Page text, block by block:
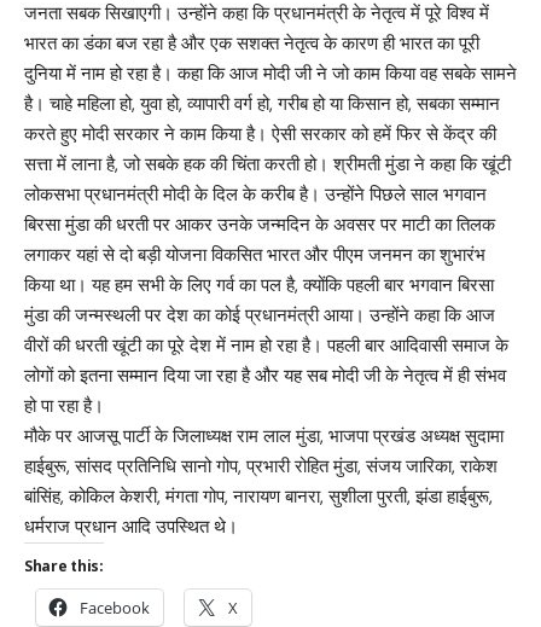
जनता सबक सिखाएगी। उन्होंने कहा कि प्रधानमंत्री के नेतृत्व में पूरे विश्व में
भारत का डंका बज रहा है और एक सशक्त नेतृत्व के कारण ही भारत का पूरी
दुनिया में नाम हो रहा है। कहा कि आज मोदी जी ने जो काम किया वह सबके सामने
है। चाहे महिला हो, युवा हो, व्यापारी वर्ग हो, गरीब हो या किसान हो, सबका सम्मान
करते हुए मोदी सरकार ने काम किया है। ऐसी सरकार को हमें फिर से केंद्र की
सत्ता में लाना है, जो सबके हक की चिंता करती हो। श्रीमती मुंडा ने कहा कि खूंटी
लोकसभा प्रधानमंत्री मोदी के दिल के करीब है। उन्होंने पिछले साल भगवान
बिरसा मुंडा की धरती पर आकर उनके जन्मदिन के अवसर पर माटी का तिलक
लगाकर यहां से दो बड़ी योजना विकसित भारत और पीएम जनमन का शुभारंभ
किया था। यह हम सभी के लिए गर्व का पल है, क्योंकि पहली बार भगवान बिरसा
मुंडा की जन्मस्थली पर देश का कोई प्रधानमंत्री आया। उन्होंने कहा कि आज
वीरों की धरती खूंटी का पूरे देश में नाम हो रहा है। पहली बार आदिवासी समाज के
लोगों को इतना सम्मान दिया जा रहा है और यह सब मोदी जी के नेतृत्व में ही संभव
हो पा रहा है।
मौके पर आजसू पार्टी के जिलाध्यक्ष राम लाल मुंडा, भाजपा प्रखंड अध्यक्ष सुदामा
हाईबुरू, सांसद प्रतिनिधि सानो गोप, प्रभारी रोहित मुंडा, संजय जारिका, राकेश
बांसिंह, कोकिल केशरी, मंगता गोप, नारायण बानरा, सुशीला पुरती, झंडा हाईबुरू,
धर्मराज प्रधान आदि उपस्थित थे।
Share this:
Facebook X